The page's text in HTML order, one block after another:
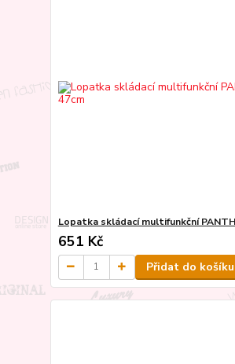
Lopatka skládací multifunkční
651 Kč
Přidat do košíku